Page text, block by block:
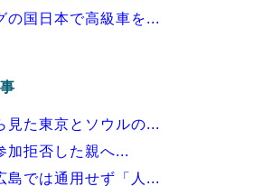
の国日本で高級車を...
相互RSS
見た東京とソウルの...
加拒否した親へ...
島では通用せず「人...